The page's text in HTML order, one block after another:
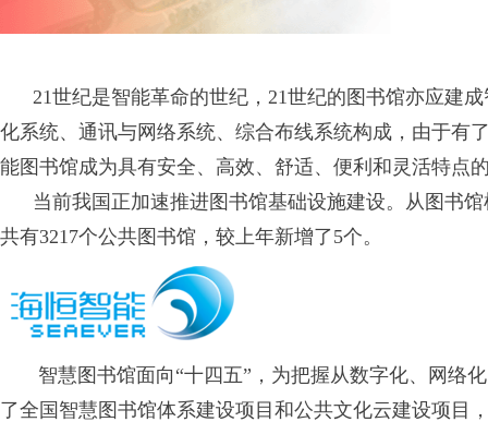
21世纪是智能革命的世纪，21世纪的图书馆亦应建
化系统、通讯与网络系统、综合布线系统构成，由于有
能图书馆成为具有安全、高效、舒适、便利和灵活特点
当前我国正加速推进图书馆基础设施建设。从图书馆
共有3217个公共图书馆，较上年新增了5个。
智慧图书馆面向“十四五”，为把握从数字化、网络
了全国智慧图书馆体系建设项目和公共文化云建设项目